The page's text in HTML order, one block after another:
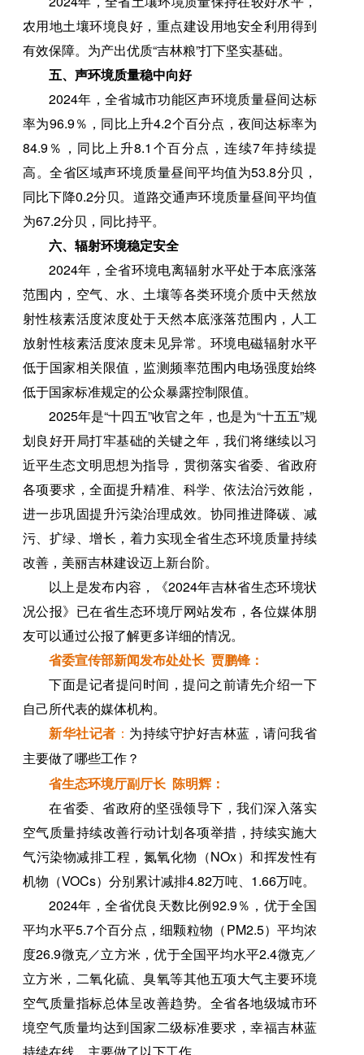
农用地土壤环境良好，重点建设用地安全利用得到
有效保障。为产出优质“吉林粮”打下坚实基础。
五、声环境质量稳中向好
2024年，全省城市功能区声环境质量昼间达标
率为96.9％，同比上升4.2个百分点，夜间达标率为
84.9％，同比上升8.1个百分点，连续7年持续提
高。全省区域声环境质量昼间平均值为53.8分贝，
同比下降0.2分贝。道路交通声环境质量昼间平均值
为67.2分贝，同比持平。
六、辐射环境稳定安全
2024年，全省环境电离辐射水平处于本底涨落
范围内，空气、水、土壤等各类环境介质中天然放
射性核素活度浓度处于天然本底涨落范围内，人工
放射性核素活度浓度未见异常。环境电磁辐射水平
低于国家相关限值，监测频率范围内电场强度始终
低于国家标准规定的公众暴露控制限值。
2025年是“十四五”收官之年，也是为“十五五”规
划良好开局打牢基础的关键之年，我们将继续以习
近平生态文明思想为指导，贯彻落实省委、省政府
各项要求，全面提升精准、科学、依法治污效能，
进一步巩固提升污染治理成效。协同推进降碳、减
污、扩绿、增长，着力实现全省生态环境质量持续
改善，美丽吉林建设迈上新台阶。
以上是发布内容，《2024年吉林省生态环境状
况公报》已在省生态环境厅网站发布，各位媒体朋
友可以通过公报了解更多详细的情况。
省委宣传部新闻发布处处长 贾鹏锋：
下面是记者提问时间，提问之前请先介绍一下
自己所代表的媒体机构。
新华社记者 ： 为持续守护好吉林蓝，请问我省
主要做了哪些工作？
省生态环境厅副厅长 陈明辉：
在省委、省政府的坚强领导下，我们深入落实
空气质量持续改善行动计划各项举措，持续实施大
气污染物减排工程，氮氧化物（NOx）和挥发性有
机物（VOCs）分别累计减排4.82万吨、1.66万吨。
2024年，全省优良天数比例92.9％，优于全国
平均水平5.7个百分点，细颗粒物（PM2.5）平均浓
度26.9微克／立方米，优于全国平均水平2.4微克／
立方米，二氧化硫、臭氧等其他五项大气主要环境
空气质量指标总体呈改善趋势。全省各地级城市环
境空气质量均达到国家二级标准要求，幸福吉林蓝
持续在线。主要做了以下工作。